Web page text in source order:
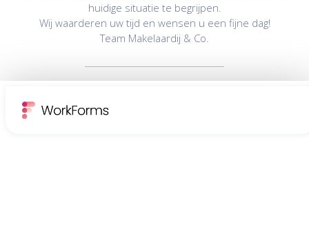
huidige situatie te begrijpen.
Wij waarderen uw tijd en wensen u een fijne dag!
Team Makelaardij & Co.